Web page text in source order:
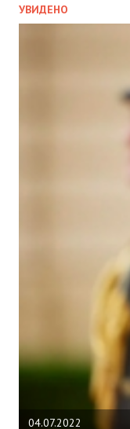
УВИДЕНО
04.07.2022